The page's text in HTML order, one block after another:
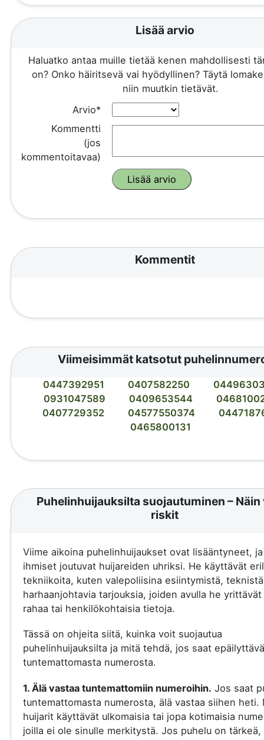
Lisää arvio
Haluatko antaa muille tietää kenen mahdollisesti
on? Onko häiritsevä vai hyödyllinen? Täytä
niin muutkin tietävät.
Arvio*
Kommentti
(jos
kommentoitavaa)
Kommentit
Viimeisimmät katsotut
0447392951 0407582250
0931047589
0409653544
0407729352
04577550374
0465800131
Puhelinhuijauksilta suojautuminen – Näin
riskit
Viime aikoina puhelinhuijaukset ovat lisääntyneet,
ihmiset joutuvat huijareiden uhriksi. He käyttävät
tekniikoita, kuten valepoliisina esiintymistä,
harhaanjohtavia tarjouksia, joiden avulla he yrittävät
rahaa tai henkilökohtaisia tietoja.
Tässä on ohjeita siitä, kuinka voit suojautua
puhelinhuijauksilta ja mitä tehdä, jos saat
tuntemattomasta numerosta.
1. Älä vastaa tuntemattomiin numeroihin. Jos saat
tuntemattomasta numerosta, älä vastaa siihen heti.
huijarit käyttävät ulkomaisia tai jopa kotimaisia
joilla ei ole sinulle merkitystä. Jos puhelu on